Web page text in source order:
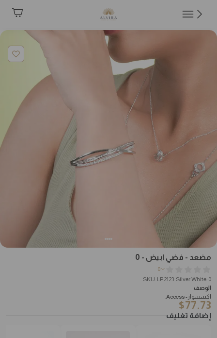
مضعد - فضي ابيض - 0
0
SKU: LP2123-Silver White-0
الوصف
اكسسوار- Access.
77.73
$
إضافة تغليف